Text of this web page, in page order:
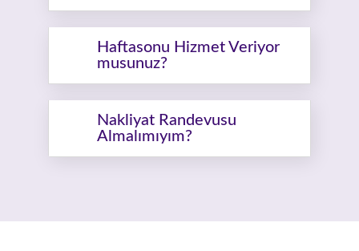
Haftasonu Hizmet Veriyor
musunuz?
Nakliyat Randevusu
Almalımıyım?